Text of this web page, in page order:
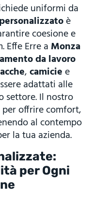
uniformi da
è
coesione e
Effe Erre a Monza
da lavoro
,camiciee
adattati alle
settore. Il nostro
offrire comfort,
al contempo
la tua azienda.
per Ogni